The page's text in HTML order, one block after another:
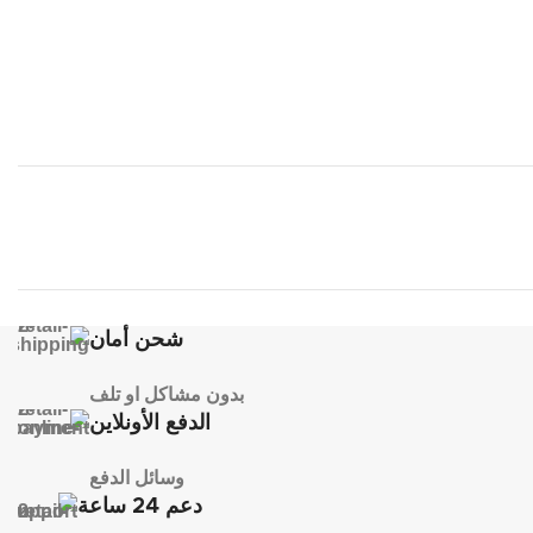
شحن أمان
بدون مشاكل او تلف
الدفع الأونلاين
وسائل الدفع
دعم 24 ساعة